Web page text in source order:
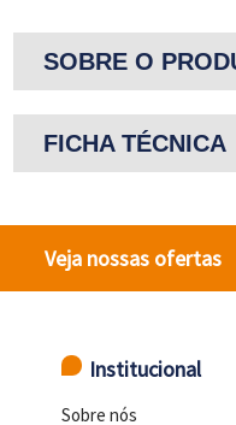
SOBRE O
FICHA TÉCNICA
Veja nossas ofertas
Institucional
Sobre nós